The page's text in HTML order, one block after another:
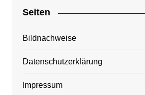
Seiten
Bildnachweise
Datenschutzerklärung
Impressum